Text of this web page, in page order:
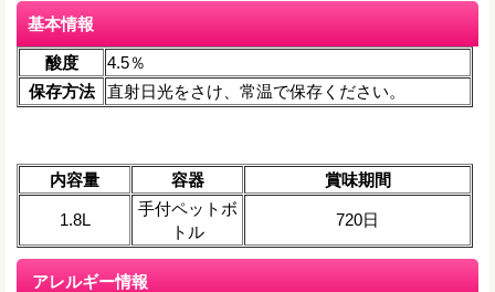
基本情報
酸度
4.5％
保存方法
直射日光をさけ、常温で保存ください。
内容量 容器 賞味期間
1.8L
手付ペットボ
トル
720日
アレルギー情報